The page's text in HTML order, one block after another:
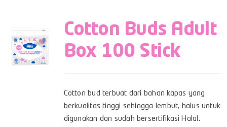
Cotton Buds Adult
Box 100 Stick
Cotton bud terbuat dari bahan kapas yang
berkualitas tinggi sehingga lembut, halus untuk
digunakan dan sudah bersertifikasi Halal.